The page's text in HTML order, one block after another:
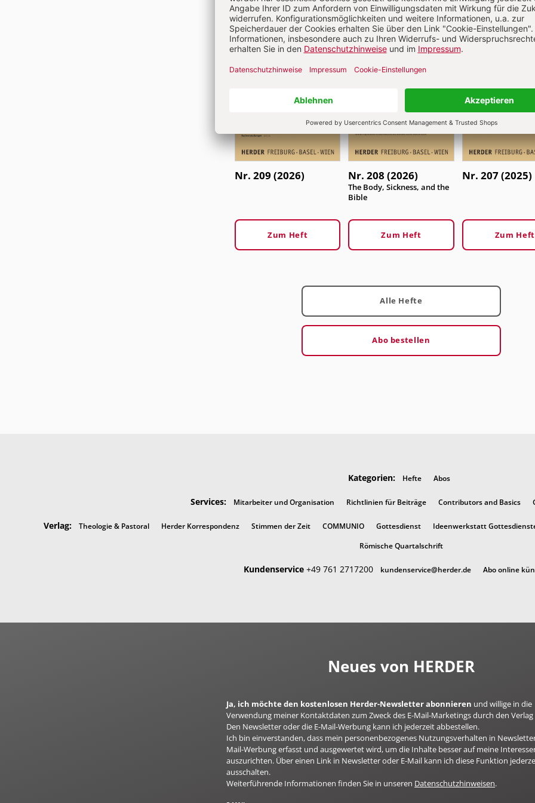
Nr. 209 (2026)
Zum Heft
Nr. 208 (2026)
:
The Body, Sickness, and the
Bible
Zum Heft
Nr. 207 (2025)
Zum Heft
Alle Hefte
Abo bestellen
Kategorien: Hefte Abos
Services: Mitarbeiter und Organisation Richtlinien für Beiträge Contributors and Basics
Verlag: Theologie & Pastoral Herder Korrespondenz Stimmen der Zeit COMMUNIO Gottesdienst Ideenwerkstatt
Römische Quartalschrift
Kundenservice +49 761 2717200 kundenservice@herder.de Abo online
Neues von HERDER
Ja, ich möchte den kostenlosen Herder-Newsletter abonnieren und willige in die
Verwendung meiner Kontaktdaten zum Zweck des E-Mail-Marketings durch den
Den Newsletter oder die E-Mail-Werbung kann ich jederzeit abbestellen.
Ich bin einverstanden, dass mein personenbezogenes Nutzungsverhalten in
Mail-Werbung erfasst und ausgewertet wird, um die Inhalte besser auf meine
auszurichten. Über einen Link in Newsletter oder E-Mail kann ich diese Funktion
ausschalten.
Weiterführende Informationen finden Sie in unseren Datenschutzhinweisen.